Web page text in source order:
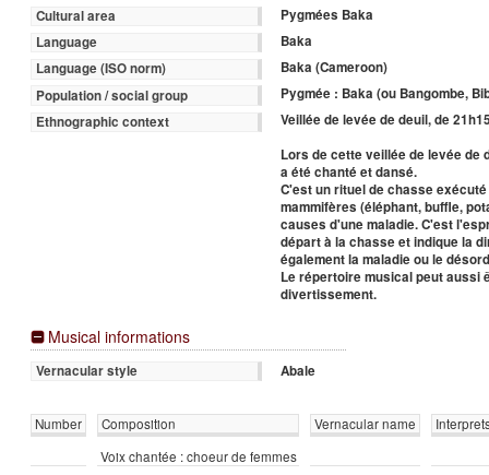
Cultural area
Pygmées Baka
Language
Baka
Language (ISO norm)
Baka (Cameroon)
Population / social group
Pygmée : Baka (ou Bangombe,
Ethnographic context
Veillée de levée de deuil, de
Lors de cette veillée de levée
a été chanté et dansé.
C'est un rituel de chasse
mammifères (éléphant, buffle,
causes d'une maladie. C'est
départ à la chasse et indique la
également la maladie ou le
Le répertoire musical peut aussi
divertissement.
Musical informations
Vernacular style Abale
Number Composition Vernacular name
Voix chantée : choeur de femmes